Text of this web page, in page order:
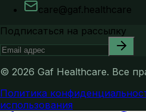
care@gaf.healthcare
Подписаться на рассылку
© 2026 Gaf Healthcare. Все
Политика
использования